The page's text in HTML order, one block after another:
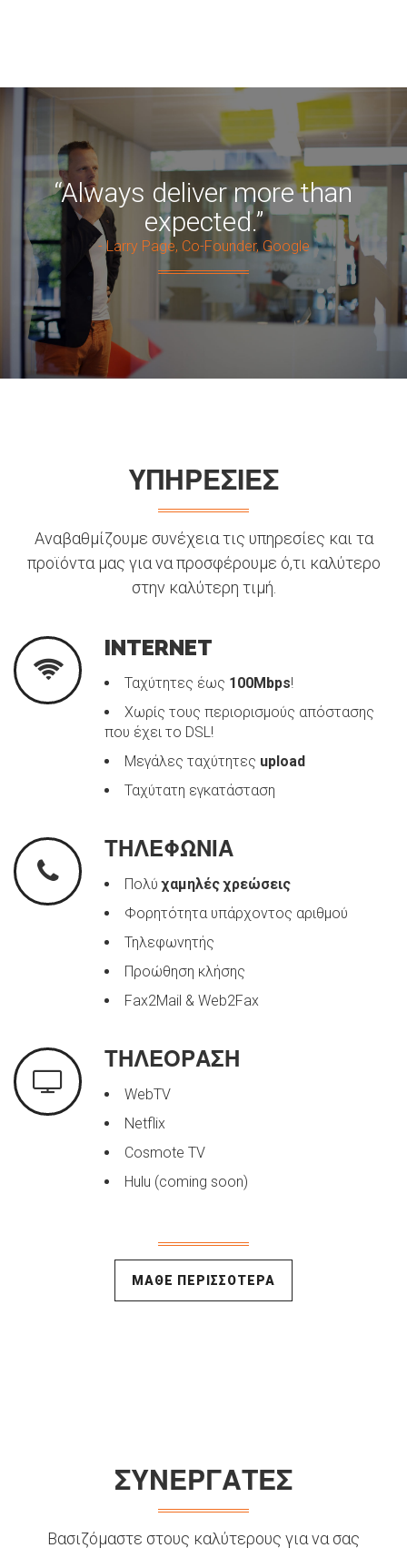
“Always deliver more than
expected.”
- Larry Page, Co-Founder, Google
ΥΠΗΡΕΣΙΕΣ
Αναβαθμίζουμε συνέχεια τις υπηρεσίες και τα
προϊόντα μας για να προσφέρουμε ό,τι καλύτερο
στην καλύτερη τιμή.
INTERNET
Ταχύτητες έως 100Mbps!
Χωρίς τους περιορισμούς απόστασης
που έχει το DSL!
Μεγάλες ταχύτητες upload
Ταχύτατη εγκατάσταση
ΤΗΛΕΦΩΝΙΑ
Πολύχαμηλές χρεώσεις
Φορητότητα υπάρχοντος αριθμού
Τηλεφωνητής
Προώθηση κλήσης
Fax2Mail & Web2Fax
ΤΗΛΕΟΡΑΣΗ
WebTV
Netflix
Cosmote TV
Hulu (coming soon)
ΜΑΘΕ ΠΕΡΙΣΣΟΤΕΡΑ
ΣΥΝΕΡΓΑΤΕΣ
Βασιζόμαστε στους καλύτερους για να σας